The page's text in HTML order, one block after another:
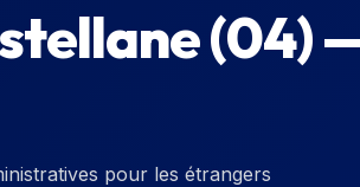
(04)
pour les étrangers